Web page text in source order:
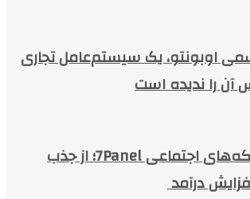
اوبونتو، یک سیستم‌عامل تجاری
را ندیده است
خدمات شبکه‌های اجتماعی 7Panel؛ از جذب
درآمد